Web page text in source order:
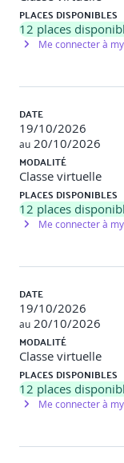
continue.
Définir son
PLACES DISPONIBLES
12 places
Me connecter à
DATE
19/10/2026
au 20/10/2026
MODALITÉ
Classe virtuelle
PLACES DISPONIBLES
12 places
Me connecter à
DATE
19/10/2026
au 20/10/2026
MODALITÉ
Classe virtuelle
PLACES DISPONIBLES
12 places
Me connecter à